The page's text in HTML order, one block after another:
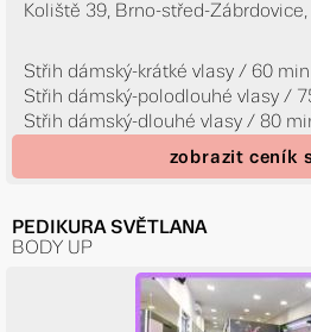
Koliště 39, Brno-střed-Zábrdovice,
Střih dámský-krátké vlasy / 60 min
Střih dámský-polodlouhé vlasy /
Střih dámský-dlouhé vlasy / 80
zobrazit ceník
PEDIKURA SVĚTLANA
BODY UP